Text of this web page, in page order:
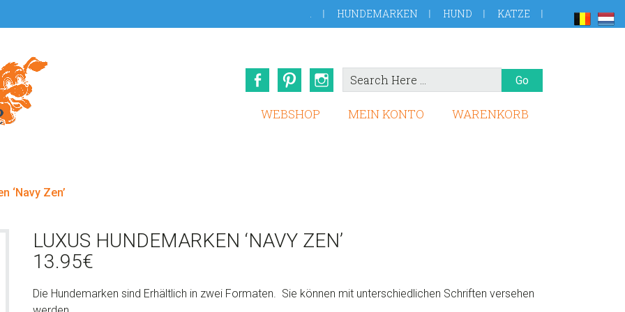
. HUNDEMARKEN HUND KATZE
Search
Here
FacebookPinterestInstagram
WEBSHOP MEIN KONTO WARENKORB
‘Navy Zen’
LUXUS HUNDEMARKEN ‘NAVY ZEN’
13.95€
Die Hundemarken sind Erhältlich in zwei Formaten. Sie können mit unterschiedlichen Schriften versehen